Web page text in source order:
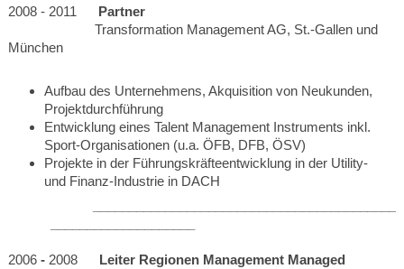
2008 - 2011 Partner
Transformation Management AG, St.-Gallen und
München
Aufbau des Unternehmens, Akquisition von Neukunden,
Projektdurchführung
Entwicklung eines Talent Management Instruments inkl.
Sport-Organisationen (u.a. ÖFB, DFB, ÖSV)
Projekte in der Führungskräfteentwicklung in der Utility-
und Finanz-Industrie in DACH
2006 -2008Leiter Regionen Management Managed